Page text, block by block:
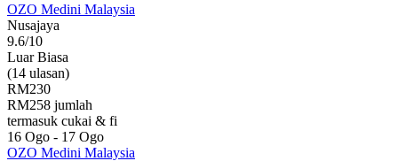
OZO Medini Malaysia
Nusajaya
9.6/10
Luar Biasa
(14 ulasan)
RM230
RM258 jumlah
termasuk cukai & fi
16 Ogo - 17 Ogo
OZO Medini Malaysia